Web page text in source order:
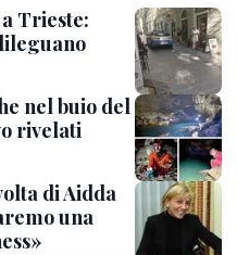
Trieste:
nel buio del
rivelati
di Aidda
una